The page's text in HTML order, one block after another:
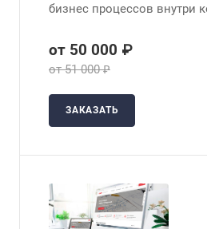
бизнес процессов внутри
от 50 000 ₽
от 51 000 ₽
ЗАКАЗАТЬ